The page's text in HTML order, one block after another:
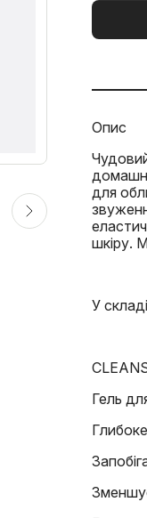
Опис
для
шкіру.
У
Гель